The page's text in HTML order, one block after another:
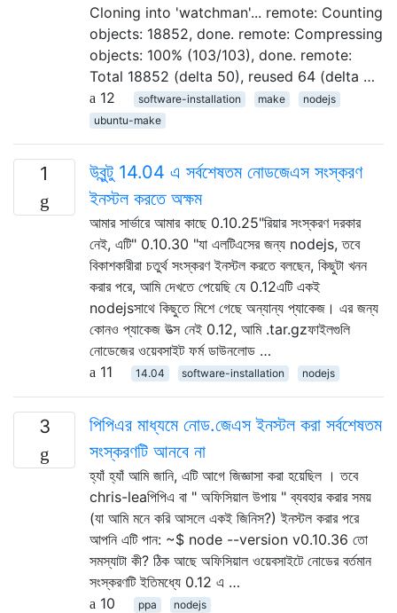
Cloning into 'watchman'... remote: Counting
objects: 18852, done. remote: Compressing
objects: 100% (103/103), done. remote:
Total 18852 (delta 50), reused 64 (delta …
12
software-installation make
nodejs
ubuntu-make
1
উবুন্টু 14.04 এ সর্বশেষতম নোডজেএস সংস্করণ
ইনস্টল করতে অক্ষম
আমার সার্ভারে আমার কাছে 0.10.25"রিয়ার সংস্করণ দরকার
নেই, এটি" 0.10.30 "যা এলটিএসের জন্য nodejs, তবে
বিকাশকারীরা চতুর্থ সংস্করণ ইনস্টল করতে বলছেন, কিছুটা খনন
করার পরে, আমি দেখতে পেয়েছি যে 0.12এটি একই
nodejsসাথে কিছুতে মিশে গেছে অন্যান্য প্যাকেজ। এর জন্য
কোনও প্যাকেজ উত্স নেই 0.12, আমি .tar.gzফাইলগুলি
নোডেজের ওয়েবসাইট ফর্ম ডাউনলোড …
11
14.04 software-installation nodejs
3
পিপিএর মাধ্যমে নোড.জেএস ইনস্টল করা সর্বশেষতম
সংস্করণটি আনবে না
হ্যাঁ হ্যাঁ আমি জানি, এটি আগে জিজ্ঞাসা করা হয়েছিল । তবে
chris-leaপিপিএ বা " অফিসিয়াল উপায় " ব্যবহার করার সময়
(যা আমি মনে করি আসলে একই জিনিস?) ইনস্টল করার পরে
আপনি এটি পান: ~$ node --version v0.10.36 তো
সমস্যাটা কী? ঠিক আছে অফিসিয়াল ওয়েবসাইটে নোডের বর্তমান
সংস্করণটি ইতিমধ্যে 0.12 এ …
10
ppa nodejs